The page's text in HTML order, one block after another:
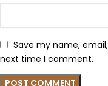
Save my name,
next time I comment.